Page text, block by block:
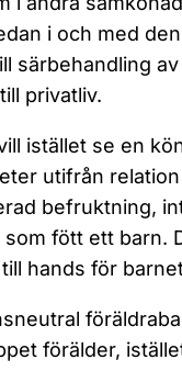
i och med
särbehandling
privatliv.
istället se en
utifrån
befruktning,
som fött ett barn.
hands för
förälder,